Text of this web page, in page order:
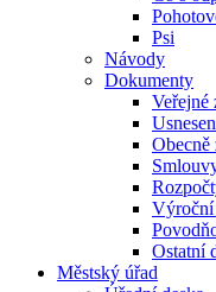
Psi
Návody
Dokumenty
Veřejné
Obecně
Výroční
Ostatní
Městský úřad